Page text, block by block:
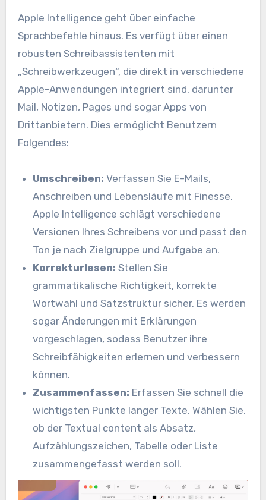
Apple Intelligence geht über einfache
Sprachbefehle hinaus. Es verfügt über einen
robusten Schreibassistenten mit
„Schreibwerkzeugen“, die direkt in verschiedene
Apple-Anwendungen integriert sind, darunter
Mail, Notizen, Pages und sogar Apps von
Drittanbietern. Dies ermöglicht Benutzern
Folgendes:
Umschreiben: Verfassen Sie E-Mails,
Anschreiben und Lebensläufe mit Finesse.
Apple Intelligence schlägt verschiedene
Versionen Ihres Schreibens vor und passt den
Ton je nach Zielgruppe und Aufgabe an.
Korrekturlesen: Stellen Sie
grammatikalische Richtigkeit, korrekte
Wortwahl und Satzstruktur sicher. Es werden
sogar Änderungen mit Erklärungen
vorgeschlagen, sodass Benutzer ihre
Schreibfähigkeiten erlernen und verbessern
können.
Zusammenfassen: Erfassen Sie schnell die
wichtigsten Punkte langer Texte. Wählen Sie,
ob der Textual content als Absatz,
Aufzählungszeichen, Tabelle oder Liste
zusammengefasst werden soll.